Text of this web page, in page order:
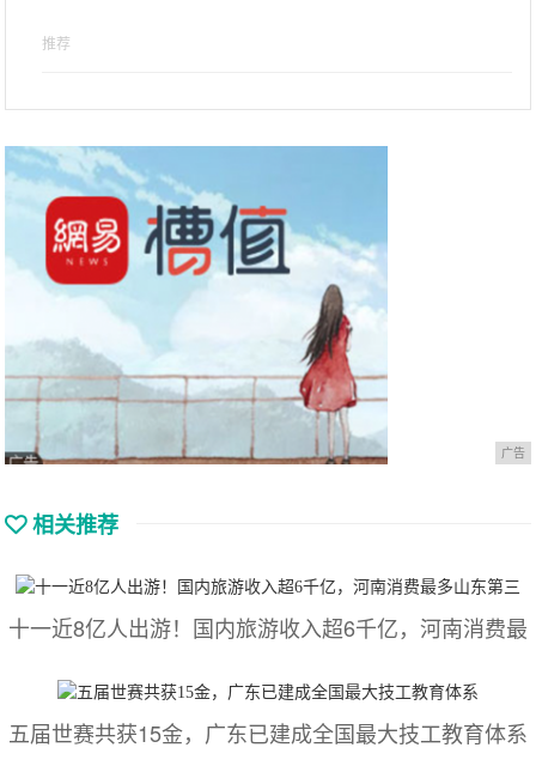
推荐
广告
相关推荐
十一近8亿人出游！国内旅游收入超6千亿，河南消费最
五届世赛共获15金，广东已建成全国最大技工教育体系